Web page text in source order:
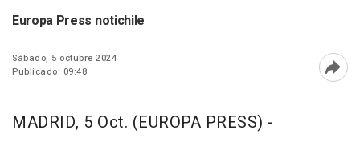
Europa Press notichile
Sábado, 5 octubre 2024
Publicado: 09:48
MADRID, 5 Oct. (EUROPA PRESS) -